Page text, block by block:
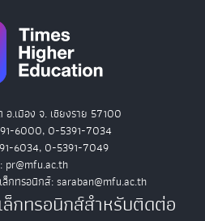
.เมือง จ. เชียงราย 57100
6000, 0-5391-7034
6034, 0-5391-7049
pr@mfu.ac.th
กทรอนิกส์: saraban@mfu.ac.th
ล็กทรอนิกส์สำหรับติดต่อ